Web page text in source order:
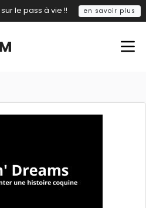
le pass à vie !! en savoir plus